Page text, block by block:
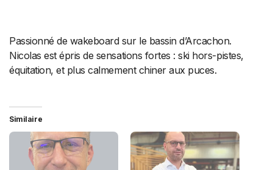
Passionné de wakeboard sur le bassin d’Arcachon.
Nicolas est épris de sensations fortes : ski hors-pistes,
équitation, et plus calmement chiner aux puces.
Similaire